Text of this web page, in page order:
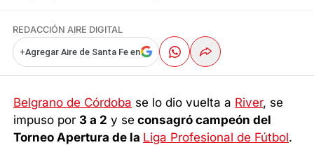
REDACCIÓN AIRE DIGITAL
+Agregar Aire de Santa Fe en
Belgrano de Córdoba se lo dio vuelta a River, se
impuso por 3 a 2 y se consagró campeón del
Torneo Apertura de la Liga Profesional de Fútbol.